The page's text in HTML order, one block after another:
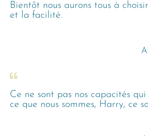
Bientôt nous aurons tous à
et la facilité.
Ce ne sont pas nos capacités
ce que nous sommes, Harry, ce